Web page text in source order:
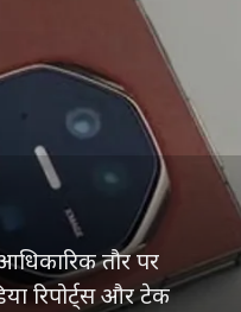
तौर पर
रिपोर्ट्स और टेक